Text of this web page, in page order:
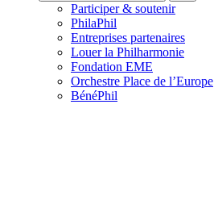
Participer & soutenir
PhilaPhil
Entreprises partenaires
Louer la Philharmonie
Fondation EME
Orchestre Place de l’Europe
BénéPhil